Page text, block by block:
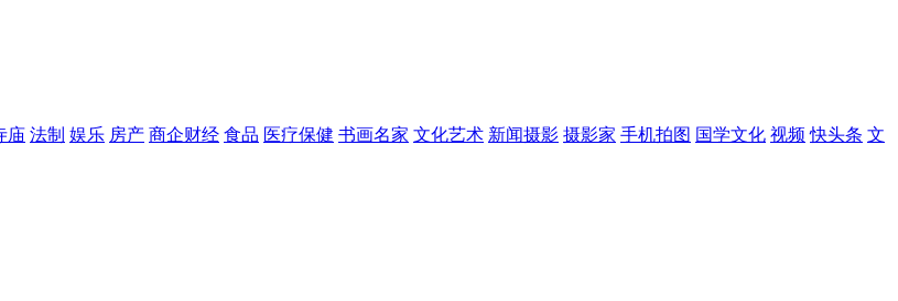
庙 法制 娱乐 房产 商企财经 食品 医疗保健 书画名家 文化艺术 新闻摄影 摄影家 手机拍图 国学文化 视频 快头条 文